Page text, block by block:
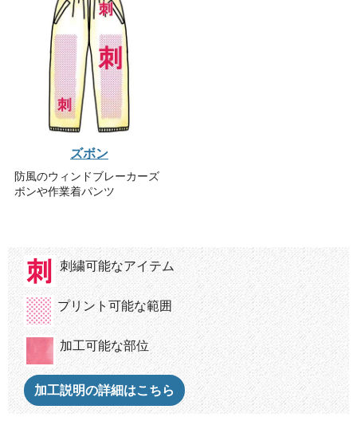
ズボン
防風のウィンドブレーカーズ
ボンや作業着パンツ
刺繍可能なアイテム
プリント可能な範囲
加工可能な部位
加工説明の詳細はこちら